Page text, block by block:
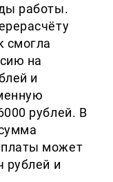
работы.
смогла
на
и
рублей. В
может
рублей и